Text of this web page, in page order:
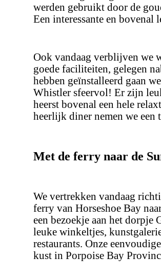
werden gebruikt door de
Een interessante en bovenal
Ook vandaag verblijven we
goede faciliteiten, gelegen
hebben geïnstalleerd gaan
Whistler sfeervol! Er zijn
heerst bovenal een hele
heerlijk diner nemen we een
Met de ferry naar de
We vertrekken vandaag
ferry van Horseshoe Bay
een bezoekje aan het dorpje
leuke winkeltjes,
restaurants. Onze
kust in Porpoise Bay